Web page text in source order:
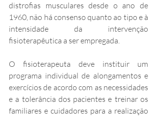
distrofias musculares desde o ano de
1960, não há consenso quanto ao tipo e à
intensidade da intervenção
fisioterapêutica a ser empregada.
O fisioterapeuta deve instituir um
programa individual de alongamentos e
exercícios de acordo com as necessidades
e a tolerância dos pacientes e treinar os
familiares e cuidadores para a realização